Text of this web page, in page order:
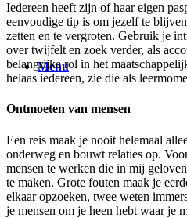
Menu
Iedereen heeft zijn of haar eigen
eenvoudige tip is om jezelf te
zetten en te vergroten. Gebruik je
over twijfelt en zoek verder, als
belangrijke rol in het
helaas iedereen, zie die als
Ontmoeten van mensen
Een reis maak je nooit helemaal
onderweg en bouwt relaties op.
mensen te werken die in mij
te maken. Grote fouten maak je
elkaar opzoeken, twee weten
je mensen om je heen hebt waar je